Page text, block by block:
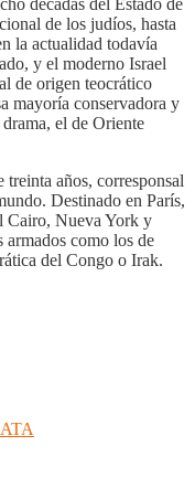
décadas del Estado de
de los judíos, hasta
la actualidad todavía
y el moderno Israel
de origen teocrático
mayoría conservadora y
el de Oriente
años, corresponsal
Destinado en París,
Cairo, Nueva York y
armados como los de
del Congo o Irak.